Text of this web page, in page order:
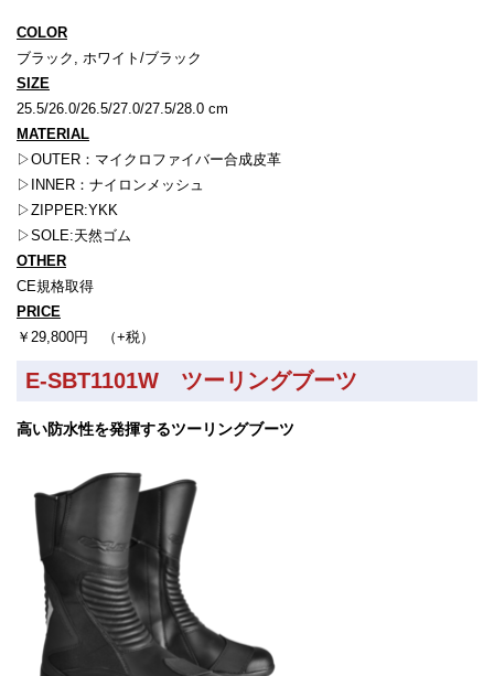
COLOR
ブラック, ホワイト/ブラック
SIZE
25.5/26.0/26.5/27.0/27.5/28.0 cm
MATERIAL
▷OUTER：マイクロファイバー合成皮革
▷INNER：ナイロンメッシュ
▷ZIPPER:YKK
▷SOLE:天然ゴム
OTHER
CE規格取得
PRICE
￥29,800円 （+税）
E-SBT1101W ツーリングブーツ
高い防水性を発揮するツーリングブーツ